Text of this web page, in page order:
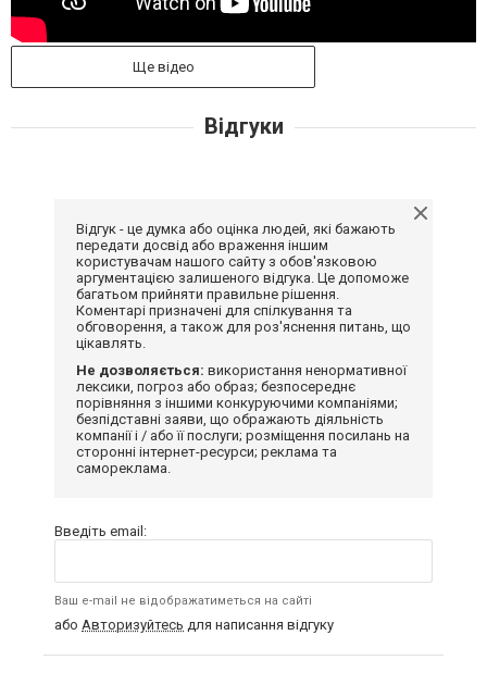
Ще відео
Відгуки
Відгук - це думка або оцінка людей, які бажають
передати досвід або враження іншим
користувачам нашого сайту з обов'язковою
аргументацією залишеного відгука. Це допоможе
багатьом прийняти правильне рішення.
Коментарі призначені для спілкування та
обговорення, а також для роз'яснення питань, що
цікавлять.
Не дозволяється: використання ненормативної
лексики, погроз або образ; безпосереднє
порівняння з іншими конкуруючими компаніями;
безпідставні заяви, що ображають діяльність
компанії і / або її послуги; розміщення посилань на
сторонні інтернет-ресурси; реклама та
самореклама.
Введіть email:
Ваш e-mail не відображатиметься на сайті
або Авторизуйтесь для написання відгуку